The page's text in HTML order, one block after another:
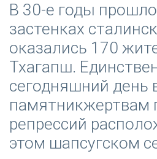
В 30-е годы
застенках
оказались 170
Тхагапш.
сегодняшний день
памятникжертвам
репрессий
этом шапсугском